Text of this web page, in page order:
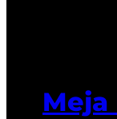
Meja